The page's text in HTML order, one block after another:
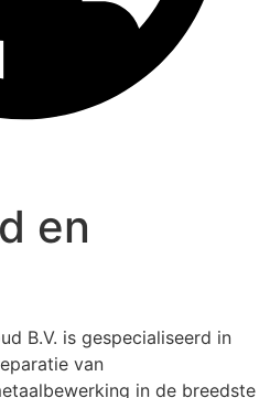
en
B.V. is gespecialiseerd in
van
in de breedste